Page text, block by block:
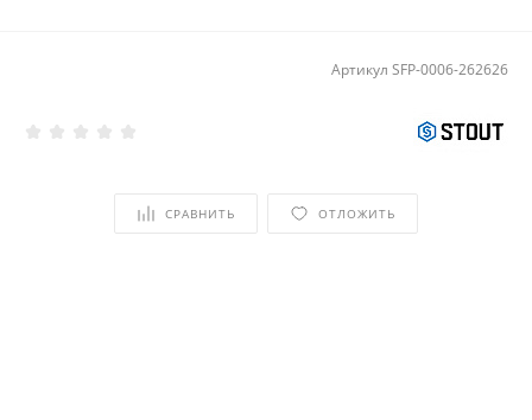
Артикул SFP-0006-262626
СРАВНИТЬ ОТЛОЖИТЬ